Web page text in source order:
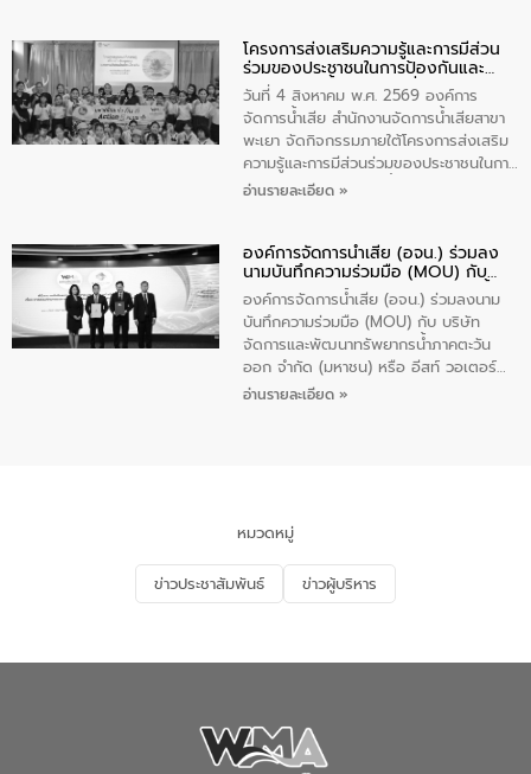
“ชุมชนร่วมใจ น้ำใสยั่งยืน” ได้บรรยายให้
ความรู้เกี่ยวกับการจัดการน้ำเสียและการใช้
ถังดักไขมันให้แก่นักเรียนโรงเรียนวัดบ่อ
(นันทวิทยา) เทศบาลนครปากเกร็ด อำเภอ
ปากเกร็ด จังหวัดนนทบุรี จำนวน 30 คน
โครงการส่งเสริมความรู้และการมีส่วน
ร่วมของประชาชนในการป้องกันและ
แก้ไขปัญหาน้ำเสียอย่างยั่งยืน
วันที่ 4 สิงหาคม พ.ศ. 2569 องค์การ
จัดการน้ำเสีย สำนักงานจัดการน้ำเสียสาขา
พะเยา จัดกิจกรรมภายใต้โครงการส่งเสริม
ความรู้และการมีส่วนร่วมของประชาชนในการ
ป้องกันและแก้ไขปัญหาน้ำเสียอย่างยั่งยืน
ชุมชนและการบำบัดน้ำเสียเบื้องต้น ให้กับ
นักเรียนชั้นประถมศึกษาปีที่ 5 โรงเรียน
เทศบาล 1 (พะเยาประชานุกูล) จำนวน 30
คน
อ่านรายละเอียด »
องค์การจัดการน้ำเสีย (อจน.) ร่วมลง
นามบันทึกความร่วมมือ (MOU) กับ
บริษัท จัดการและพัฒนาทรัพยากรน้ำ
ภาคตะวันออก จำกัด (มหาชน) หรือ อีส
ท์ วอเตอร์
องค์การจัดการน้ำเสีย (อจน.) ร่วมลงนาม
บันทึกความร่วมมือ (MOU) กับ บริษัท
จัดการและพัฒนาทรัพยากรน้ำภาคตะวัน
ออก จำกัด (มหาชน) หรือ อีสท์ วอเตอร์
เมื่อวันอังคารที่ 4 สิงหาคม 2569 ณ ห้อง
ด้านน้ำของประเทศ และเตรียมความพร้อม
รองรับการเติบโตของเมือง รวมถึงการ
ลงทุนในอุตสาหกรรมแห่งอนาคต ตลอดจน
มุ่งตอบโจทย์ความท้าทายจากวิกฤตการ
ในครั้งนี้เป็นการดึงจุดแข็งและความ
(อจน.) มาผสานกับประสบการณ์และ
เทคโนโลยีโครงข่ายน้ำครบวงจรในพื้นที่ EEC
อ่านรายละเอียด »
หมวดหมู่
ข่าวประชาสัมพันธ์ ข่าวผู้บริหาร